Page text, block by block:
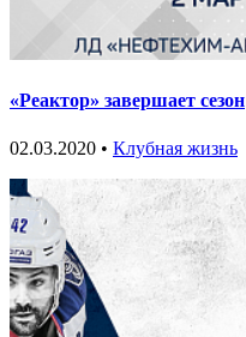
«Реактор» завершает сезон
02.03.2020 • Клубная жизнь